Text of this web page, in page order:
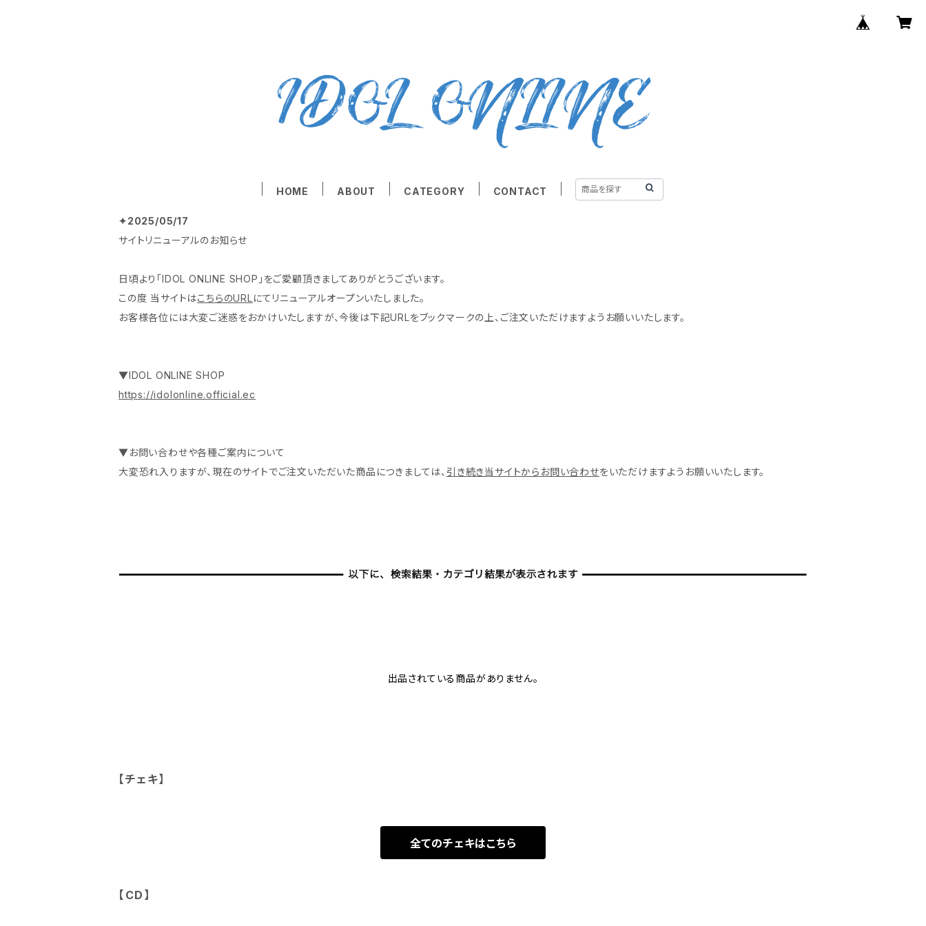
HOME ABOUT CATEGORY CONTACT
✦2025/05/17
サイトリニューアルのお知らせ
日頃より「IDOL ONLINE SHOP」をご愛顧頂きましてありがとうございます。
この度 当サイトはこちらのURLにてリニューアルオープンいたしました。
お客様各位には大変ご迷惑をおかけいたしますが、今後は下記URLをブックマークの上、ご注文いただけますようお願いいたします。
▼IDOL ONLINE SHOP
https://idolonline.official.ec
▼お問い合わせや各種ご案内について
大変恐れ入りますが、現在のサイトでご注文いただいた商品につきましては、 引き続き当サイトからお問い合わせをいただけますようお願いいたします。
出品されている商品がありません。
【チェキ】
全てのチェキはこちら
【CD】